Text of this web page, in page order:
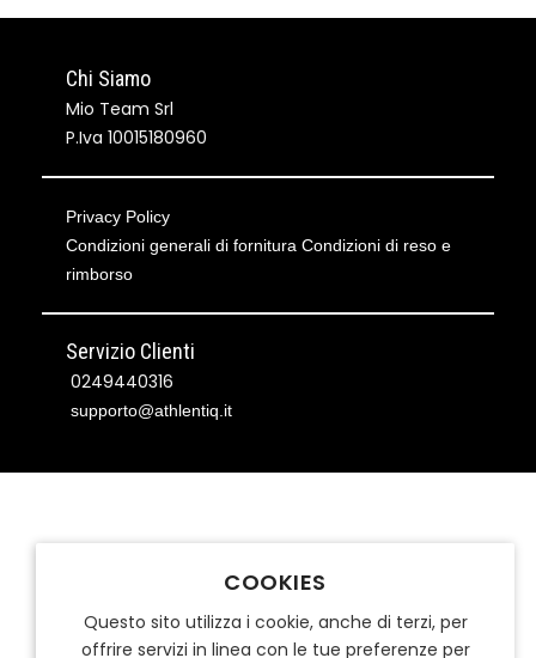
COOKIES
Questo sito utilizza i cookie, anche di terzi, per
offrire servizi in linea con le tue preferenze per
Chi Siamo
Mio Team Srl
P.Iva 10015180960
Privacy Policy
Condizioni generali di fornitura Condizioni di reso e
rimborso
Servizio Clienti
0249440316
supporto@athlentiq.it